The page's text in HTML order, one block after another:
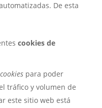
De esta
cookies de
cookiespara poder
tráfico y volumen de
este sitio web está